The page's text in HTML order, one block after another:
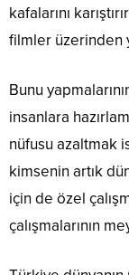
kafalarını
filmler üzerinden
Bunu
insanlara
nüfusu azaltmak
kimsenin artık
için de özel
çalışmalarının